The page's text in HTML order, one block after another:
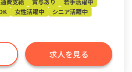
求人を見る
費支給 賞与あり
若手活躍中
女性活躍中
シニア活躍中